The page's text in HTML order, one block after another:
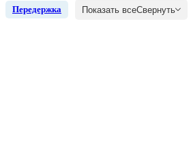
Передержка Показать всеСвернуть